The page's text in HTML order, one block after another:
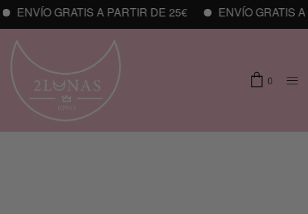
ENVÍO GRATIS A PARTIR DE 25€ ENVÍO GRATIS A
0